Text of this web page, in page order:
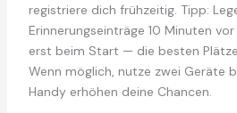
registriere dich frühzeitig. Tipp:
Erinnerungseinträge 10 Minuten
erst beim Start — die besten
Wenn möglich, nutze zwei Geräte
Handy erhöhen deine Chancen.